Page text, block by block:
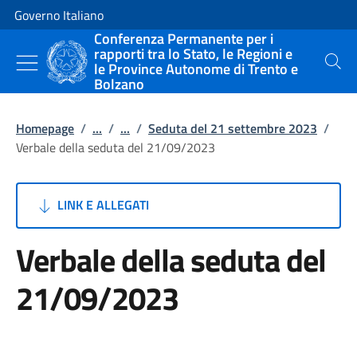
Vai al contenuto
Vai alla navigazione del sito
Governo Italiano
Conferenza Permanente per i
rapporti tra lo Stato, le Regioni e
le Province Autonome di Trento e
Bolzano
Cerca
Homepage / ... / ... / Seduta del 21 settembre 2023 /
Verbale della seduta del 21/09/2023
LINK E ALLEGATI
Verbale della seduta del
21/09/2023